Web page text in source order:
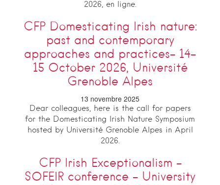
2026, en ligne.
CFP Domesticating Irish nature:
past and contemporary
approaches and practices- 14-
15 October 2026, Université
Grenoble Alpes
13 novembre 2025
Dear colleagues, here is the call for papers
for the Domesticating Irish Nature Symposium
hosted by Université Grenoble Alpes in April
2026.
CFP Irish Exceptionalism –
SOFEIR conference – University